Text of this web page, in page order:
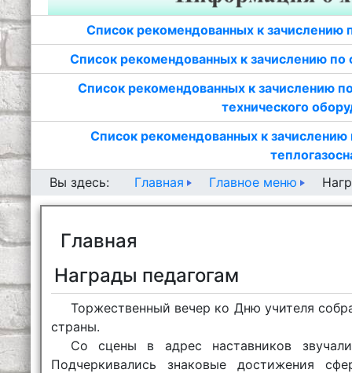
Список рекомендованных к зачислению
Список рекомендованных к зачислению
Список рекомендованных к зачислению
технического
Список рекомендованных к
Вы здесь:
Главная Главное меню
Главная
Награды педагогам
Торжественный вечер ко Дню учителя
страны.
Со сцены в адрес наставников
Подчеркивались знаковые достижения